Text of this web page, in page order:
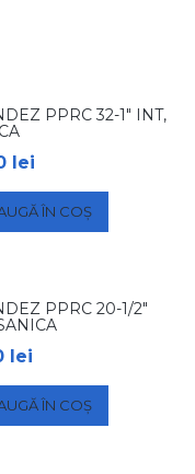
PPRC 32-1″ INT,
lei
ÎN COȘ
PPRC 20-1/2″
lei
ÎN COȘ